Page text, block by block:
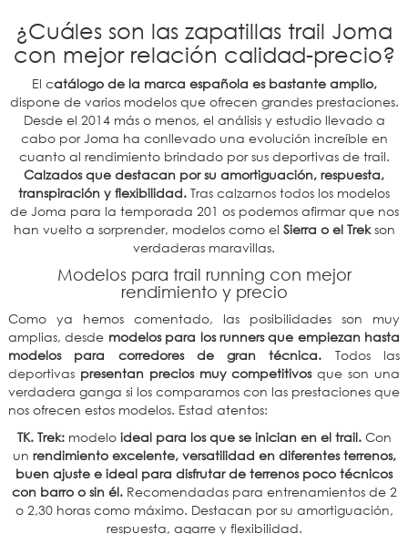
¿Cuáles son las zapatillas trail Joma
con mejor relación calidad-precio?
El catálogo de la marca española es bastante amplio,
dispone de varios modelos que ofrecen grandes prestaciones.
Desde el 2014 más o menos, el análisis y estudio llevado a
cabo por Joma ha conllevado una evolución increíble en
cuanto al rendimiento brindado por sus deportivas de trail.
Calzados que destacan por su amortiguación, respuesta,
transpiración y flexibilidad. Tras calzarnos todos los modelos
de Joma para la temporada 201 os podemos afirmar que nos
han vuelto a sorprender, modelos como el Sierra o el Trekson
verdaderas maravillas.
Modelos para trail running con mejor
rendimiento y precio
Como ya hemos comentado, las posibilidades son muy
amplias, desde modelos para los runners que empiezan hasta
modelos para corredores de gran técnica. Todos las
deportivas presentan precios muy competitivosque son una
verdadera ganga si los comparamos con las prestaciones que
nos ofrecen estos modelos. Estad atentos:
TK. Trek:modelo ideal para los que se inician en el trail.Con
un rendimiento excelente, versatilidad en diferentes terrenos,
buen ajuste e ideal para disfrutar de terrenos poco técnicos
con barro o sin él.Recomendadas para entrenamientos de 2
o 2,30 horas como máximo. Destacan por su amortiguación,
respuesta, agarre y flexibilidad.